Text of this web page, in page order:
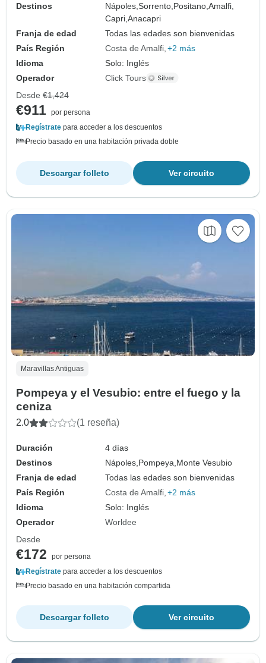
Destinos
Nápoles,Sorrento, Positano,Amalfi,
Capri,Anacapri
Franja de edad
Todas las edades son bienvenidas
País Región
Costa de Amalfi +2 más
Idioma
Solo: Inglés
Operador
Click Tours
Desde €1,424
€911 por persona
Regístrate para acceder a los descuentos
Precio basado en una habitación privada doble
Ver circuito
Descargar folleto
Maravillas Antiguas
Pompeya y el Vesubio: entre el fuego y la
ceniza
2.0 (1 reseña)
Duración
4 días
Destinos
Nápoles, Pompeya, Monte Vesubio
Franja de edad
Todas las edades son bienvenidas
País Región
Costa de Amalfi +2 más
Idioma
Solo: Inglés
Operador
Worldee
Desde
€172
por persona
Regístrate para acceder a los descuentos
Precio basado en una habitación compartida
Ver circuito
Descargar folleto